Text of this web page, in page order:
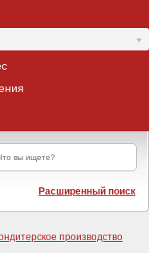
Расширенный поиск
производство